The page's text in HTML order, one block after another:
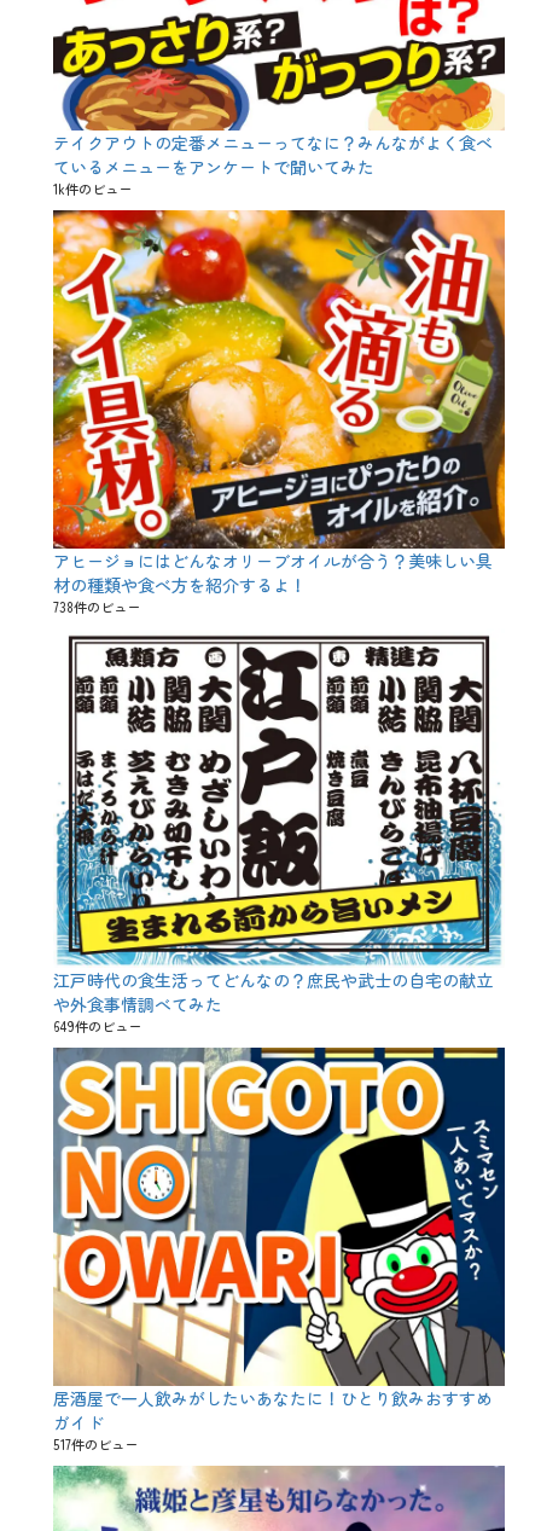
テイクアウトの定番メニューってなに？みんながよく食べ
ているメニューをアンケートで聞いてみた
1k件のビュー
アヒージョにはどんなオリーブオイルが合う？美味しい具
材の種類や食べ方を紹介するよ！
738件のビュー
江戸時代の食生活ってどんなの？庶民や武士の自宅の献立
や外食事情調べてみた
649件のビュー
居酒屋で一人飲みがしたいあなたに！ひとり飲みおすすめ
ガイド
517件のビュー